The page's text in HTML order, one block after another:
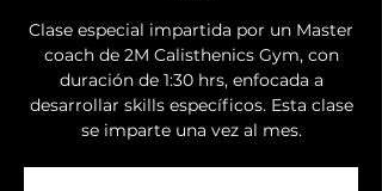
Clase especial impartida por un Master
coach de 2M Calisthenics Gym, con
duración de 1:30 hrs, enfocada a
desarrollar skills específicos. Esta clase
se imparte una vez al mes.